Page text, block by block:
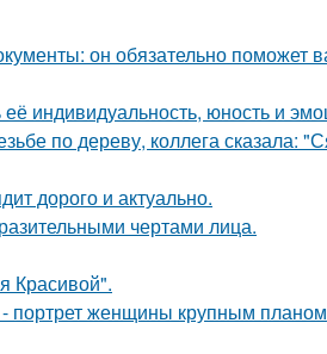
он обязательно поможет
индивидуальность, юность и
по дереву, коллега сказала:
дорого и актуально.
чертами лица.
Красивой".
женщины крупным